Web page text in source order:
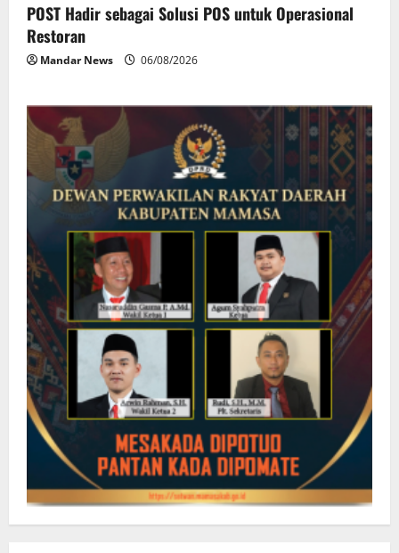
POST Hadir sebagai Solusi POS untuk Operasional
Restoran
Mandar News 06/08/2026